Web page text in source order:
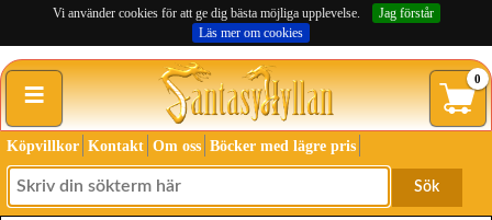
Vi använder cookies för att ge dig bästa möjliga upplevelse.
Jag förstår
Läs mer om cookies
≡ 0
Köpvillkor Kontakt Om oss Böcker med lägre pris
Sök